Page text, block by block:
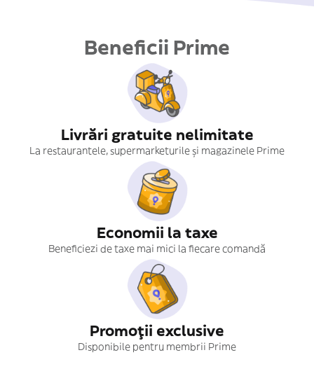
Beneficii Prime
Livrări gratuite nelimitate
La restaurantele, supermarketurile și magazinele Prime
Economii la taxe
Beneficiezi de taxe mai mici la fiecare comandă
Promoții exclusive
Disponibile pentru membrii Prime